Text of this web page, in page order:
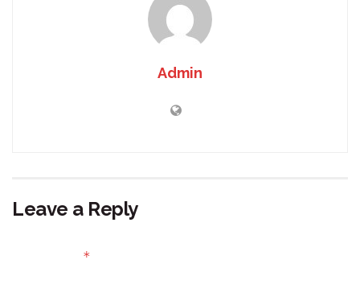
Admin
Leave a Reply
*